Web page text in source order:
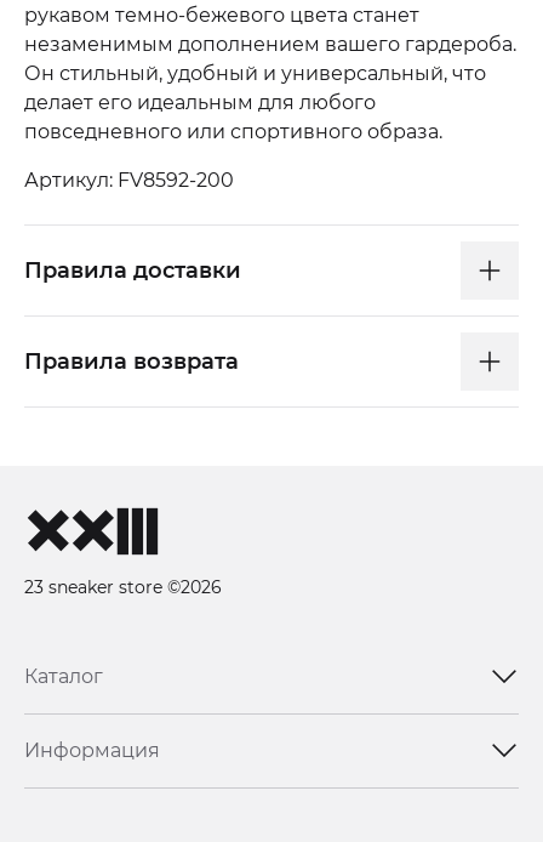
рукавом темно-бежевого цвета станет
незаменимым дополнением вашего гардероба.
Он стильный, удобный и универсальный, что
делает его идеальным для любого
повседневного или спортивного образа.
Артикул: FV8592-200
Правила доставки
Правила возврата
23 sneaker store ©2026
Каталог
Информация